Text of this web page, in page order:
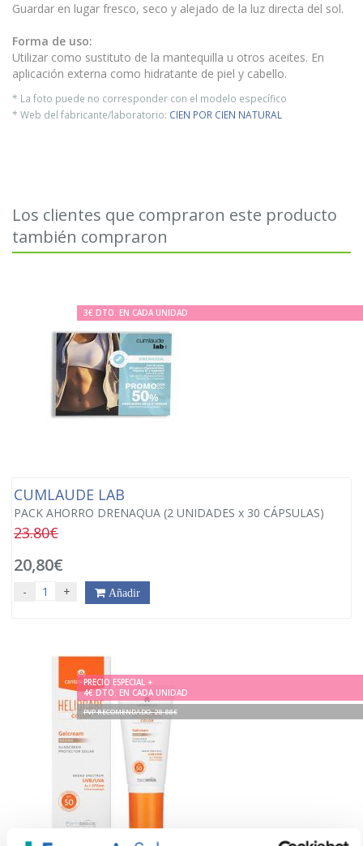
Guardar en lugar fresco, seco y alejado de la luz directa del sol.
Forma de uso:
Utilizar como sustituto de la mantequilla u otros aceites. En
aplicación externa como hidratante de piel y cabello.
* La foto puede no corresponder con el modelo específico
* Web del fabricante/laboratorio: CIEN POR CIEN NATURAL
Los clientes que compraron este producto
también compraron
3€ DTO. EN CADA UNIDAD
CUMLAUDE LAB
PACK AHORRO DRENAQUA (2 UNIDADES x 30 CÁPSULAS)
23.80€
20,80€
- + Añadir
PRECIO ESPECIAL +
4€ DTO. EN CADA UNIDAD
PVP RECOMENDADO. 28.88€